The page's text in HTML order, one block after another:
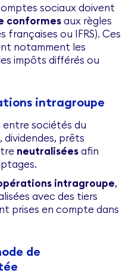
sociaux doivent
conformesaux règles
ou IFRS). Ces
notamment les
impôts différés ou
intragroupe
entre sociétés du
prêts
neutraliséesafin
intragroupe,
avec des tiers
prises en compte dans
de